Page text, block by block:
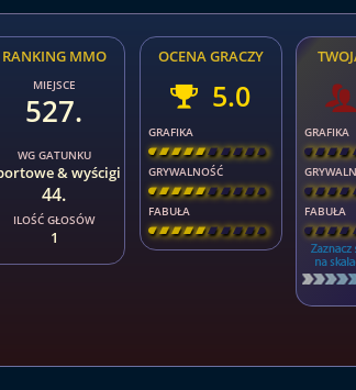
RANKING MMO
MIEJSCE
527.
WG GATUNKU
& wyścigi
44.
ILOŚĆ GŁOSÓW
1
OCENA GRACZY
5.0
GRAFIKA
[ \ \ \ \ \ \ \ \ ]
GRYWALNOŚĆ
[ \ \ \ \ \ \ \ \ ]
FABUŁA
[ \ \ \ \ \ \ \ \ ]
GRAFIKA
[ \ \ \
[ \ \ \
FABUŁA
[ \ \ \